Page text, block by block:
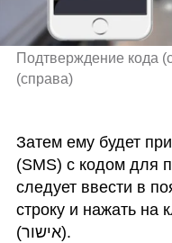
Подтверждение кода
Затем ему будет
(SMS) с кодом для
следует ввести в
строку и нажать на
(אישור).